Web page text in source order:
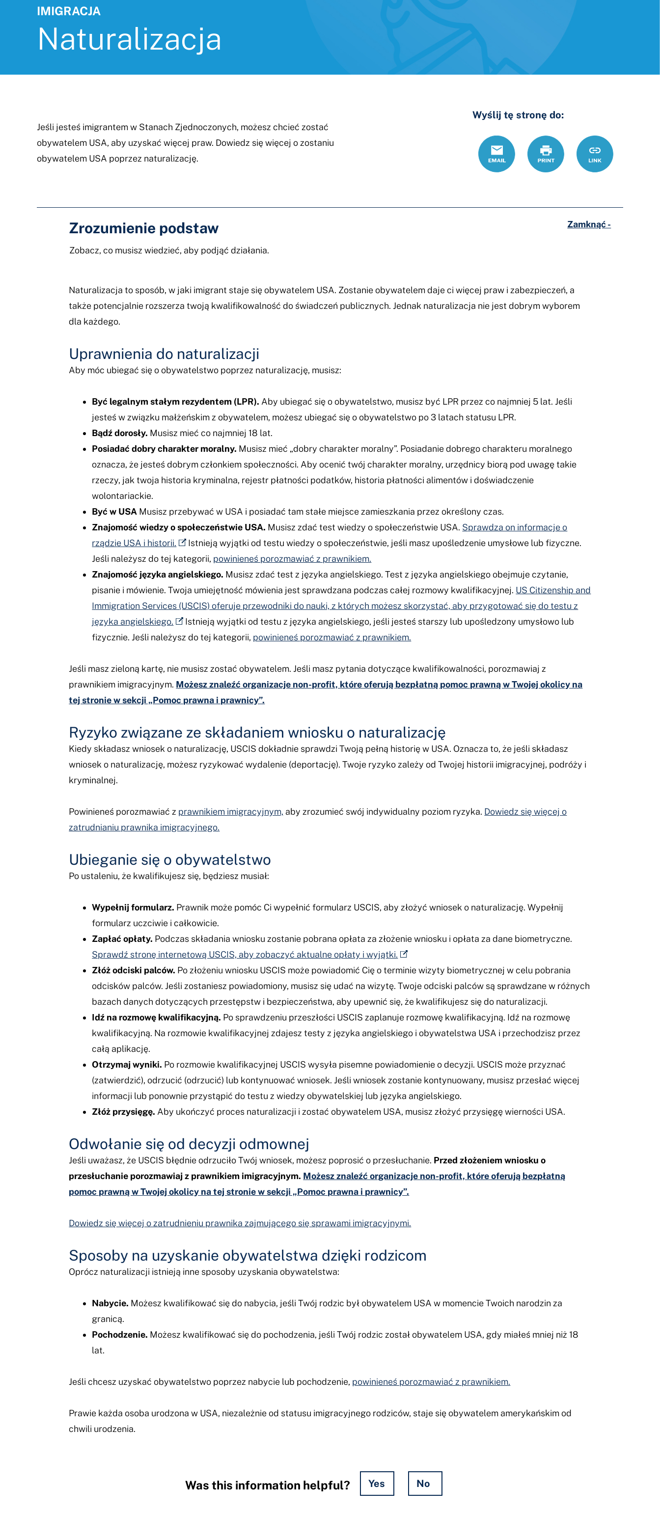
IMIGRACJA
Naturalizacja
Jeśli jesteś imigrantem w Stanach Zjednoczonych, możesz chcieć zostać
obywatelem USA, aby uzyskać więcej praw. Dowiedz się więcej o zostaniu
obywatelem USA poprzez naturalizację.
Wyślij tę stronę do:
Email Drukuj https://
Link
Zrozumienie podstaw
Zobacz, co musisz wiedzieć, aby podjąć działania.
Zamknąć -
Naturalizacja to sposób, w jaki imigrant staje się obywatelem USA. Zostanie obywatelem daje ci więcej praw i zabezpieczeń, a
także potencjalnie rozszerza twoją kwalifikowalność do świadczeń publicznych. Jednak naturalizacja nie jest dobrym wyborem
dla każdego.
Uprawnienia do naturalizacji
Aby móc ubiegać się o obywatelstwo poprzez naturalizację, musisz:
Być legalnym stałym rezydentem (LPR). Aby ubiegać się o obywatelstwo, musisz być LPR przez co najmniej 5 lat. Jeśli
jesteś w związku małżeńskim z obywatelem, możesz ubiegać się o obywatelstwo po 3 latach statusu LPR.
Bądź dorosły. Musisz mieć co najmniej 18 lat.
Posiadać dobry charakter moralny. Musisz mieć „dobry charakter moralny”. Posiadanie dobrego charakteru moralnego
oznacza, że jesteś dobrym członkiem społeczności. Aby ocenić twój charakter moralny, urzędnicy biorą pod uwagę takie
rzeczy, jak twoja historia kryminalna, rejestr płatności podatków, historia płatności alimentów i doświadczenie
wolontariackie.
Być w USA Musisz przebywać w USA i posiadać tam stałe miejsce zamieszkania przez określony czas.
Znajomość wiedzy o społeczeństwie USA. Musisz zdać test wiedzy o społeczeństwie USA. Sprawdza on informacje o
rządzie USA i historii.
Istnieją wyjątki od testu wiedzy o społeczeństwie, jeśli masz upośledzenie umysłowe lub fizyczne.
Jeśli należysz do tej kategorii, powinieneś porozmawiać z prawnikiem.
Znajomość języka angielskiego. Musisz zdać test z języka angielskiego. Test z języka angielskiego obejmuje czytanie,
pisanie i mówienie. Twoja umiejętność mówienia jest sprawdzana podczas całej rozmowy kwalifikacyjnej. US Citizenship and
Immigration Services (USCIS) oferuje przewodniki do nauki, z których możesz skorzystać, aby przygotować się do testu z
języka angielskiego.
Istnieją wyjątki od testu z języka angielskiego, jeśli jesteś starszy lub upośledzony umysłowo lub
fizycznie. Jeśli należysz do tej kategorii, powinieneś porozmawiać z prawnikiem.
Jeśli masz zieloną kartę, nie musisz zostać obywatelem. Jeśli masz pytania dotyczące kwalifikowalności, porozmawiaj z
prawnikiem imigracyjnym. Możesz znaleźć organizacje non-profit, które oferują bezpłatną pomoc prawną w Twojej okolicy na
tej stronie w sekcji „Pomoc prawna i prawnicy”.
Ryzyko związane ze składaniem wniosku o naturalizację
Kiedy składasz wniosek o naturalizację, USCIS dokładnie sprawdzi Twoją pełną historię w USA. Oznacza to, że jeśli składasz
wniosek o naturalizację, możesz ryzykować wydalenie (deportację). Twoje ryzyko zależy od Twojej historii imigracyjnej, podróży i
kryminalnej.
Powinieneś porozmawiać z prawnikiem imigracyjnym, aby zrozumieć swój indywidualny poziom ryzyka. Dowiedz się więcej o
zatrudnianiu prawnika imigracyjnego.
Ubieganie się o obywatelstwo
Po ustaleniu, że kwalifikujesz się, będziesz musiał:
Wypełnij formularz. Prawnik może pomóc Ci wypełnić formularz USCIS, aby złożyć wniosek o naturalizację. Wypełnij
formularz uczciwie i całkowicie.
Zapłać opłaty. Podczas składania wniosku zostanie pobrana opłata za złożenie wniosku i opłata za dane biometryczne.
Sprawdź stronę internetową USCIS, aby zobaczyć aktualne opłaty i wyjątki.
Złóż odciski palców. Po złożeniu wniosku USCIS może powiadomić Cię o terminie wizyty biometrycznej w celu pobrania
odcisków palców. Jeśli zostaniesz powiadomiony, musisz się udać na wizytę. Twoje odciski palców są sprawdzane w różnych
bazach danych dotyczących przestępstw i bezpieczeństwa, aby upewnić się, że kwalifikujesz się do naturalizacji.
Idź na rozmowę kwalifikacyjną. Po sprawdzeniu przeszłości USCIS zaplanuje rozmowę kwalifikacyjną. Idź na rozmowę
kwalifikacyjną. Na rozmowie kwalifikacyjnej zdajesz testy z języka angielskiego i obywatelstwa USA i przechodzisz przez
całą aplikację.
Otrzymaj wyniki. Po rozmowie kwalifikacyjnej USCIS wysyła pisemne powiadomienie o decyzji. USCIS może przyznać
(zatwierdzić), odrzucić (odrzucić) lub kontynuować wniosek. Jeśli wniosek zostanie kontynuowany, musisz przesłać więcej
informacji lub ponownie przystąpić do testu z wiedzy obywatelskiej lub języka angielskiego.
Złóż przysięgę. Aby ukończyć proces naturalizacji i zostać obywatelem USA, musisz złożyć przysięgę wierności USA.
Odwołanie się od decyzji odmownej
Jeśli uważasz, że USCIS błędnie odrzuciło Twój wniosek, możesz poprosić o przesłuchanie. Przed złożeniem wniosku o
przesłuchanie porozmawiaj z prawnikiem imigracyjnym. Możesz znaleźć organizacje non-profit, które oferują bezpłatną
pomoc prawną w Twojej okolicy na tej stronie w sekcji „Pomoc prawna i prawnicy”.
Dowiedz się więcej o zatrudnieniu prawnika zajmującego się sprawami imigracyjnymi.
Sposoby na uzyskanie obywatelstwa dzięki rodzicom
Oprócz naturalizacji istnieją inne sposoby uzyskania obywatelstwa:
Nabycie. Możesz kwalifikować się do nabycia, jeśli Twój rodzic był obywatelem USA w momencie Twoich narodzin za
granicą.
Pochodzenie. Możesz kwalifikować się do pochodzenia, jeśli Twój rodzic został obywatelem USA, gdy miałeś mniej niż 18
lat.
Jeśli chcesz uzyskać obywatelstwo poprzez nabycie lub pochodzenie, powinieneś porozmawiać z prawnikiem.
Prawie każda osoba urodzona w USA, niezależnie od statusu imigracyjnego rodziców, staje się obywatelem amerykańskim od
chwili urodzenia.
Was this information helpful? Yes No